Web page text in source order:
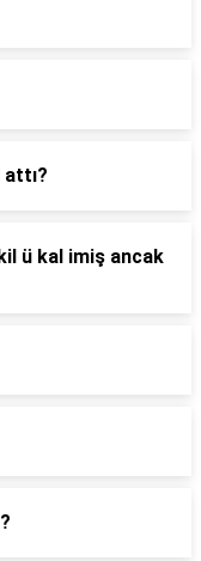
ü kal imiş ancak